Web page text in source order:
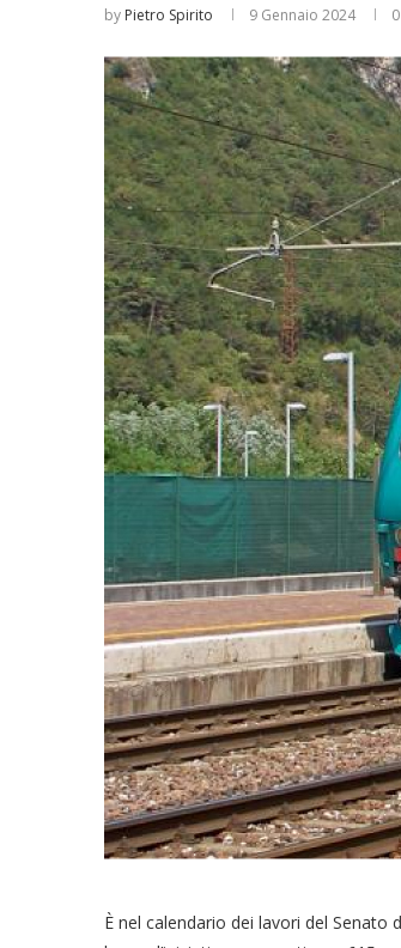
by Pietro Spirito 9 Gennaio 2024
È nel calendario dei lavori del Senato